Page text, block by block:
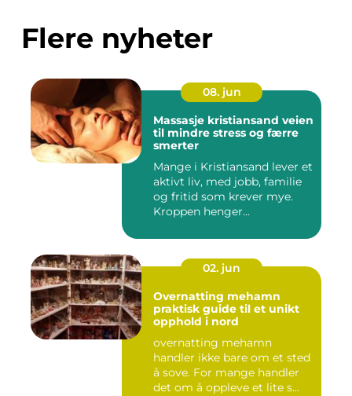
Flere nyheter
08. jun
Massasje kristiansand veien
til mindre stress og færre
smerter
Mange i Kristiansand lever et
aktivt liv, med jobb, familie
og fritid som krever mye.
Kroppen henger...
02. jun
Overnatting mehamn
praktisk guide til et unikt
opphold i nord
overnatting mehamn
handler ikke bare om et sted
å sove. For mange handler
det om å oppleve et lite s...